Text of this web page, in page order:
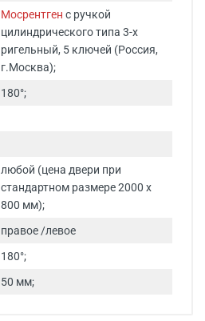
Мосрентген с ручкой
цилиндрического типа 3-х
ригельный, 5 ключей (Россия,
г.Москва);
180°;
любой (цена двери при
стандартном размере 2000 х
800 мм);
правое /левое
180°;
50 мм;